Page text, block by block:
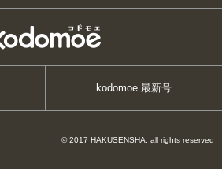
kodomoe 最新号
© 2017 HAKUSENSHA, all rights reserved